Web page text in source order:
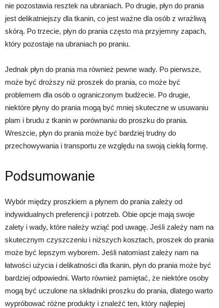
nie pozostawia resztek na ubraniach. Po drugie, płyn do prania
jest delikatniejszy dla tkanin, co jest ważne dla osób z wrażliwą
skórą. Po trzecie, płyn do prania często ma przyjemny zapach,
który pozostaje na ubraniach po praniu.
Jednak płyn do prania ma również pewne wady. Po pierwsze,
może być droższy niż proszek do prania, co może być
problemem dla osób o ograniczonym budżecie. Po drugie,
niektóre płyny do prania mogą być mniej skuteczne w usuwaniu
plam i brudu z tkanin w porównaniu do proszku do prania.
Wreszcie, płyn do prania może być bardziej trudny do
przechowywania i transportu ze względu na swoją ciekłą formę.
Podsumowanie
Wybór między proszkiem a płynem do prania zależy od
indywidualnych preferencji i potrzeb. Obie opcje mają swoje
zalety i wady, które należy wziąć pod uwagę. Jeśli zależy nam na
skutecznym czyszczeniu i niższych kosztach, proszek do prania
może być lepszym wyborem. Jeśli natomiast zależy nam na
łatwości użycia i delikatności dla tkanin, płyn do prania może być
bardziej odpowiedni. Warto również pamiętać, że niektóre osoby
mogą być uczulone na składniki proszku do prania, dlatego warto
wypróbować różne produkty i znaleźć ten, który najlepiej